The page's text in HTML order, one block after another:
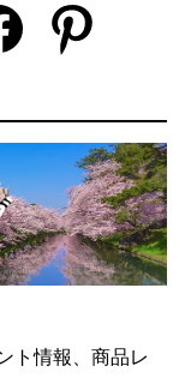
ト情報、商品レ